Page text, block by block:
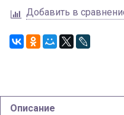
Добавить в
Описание